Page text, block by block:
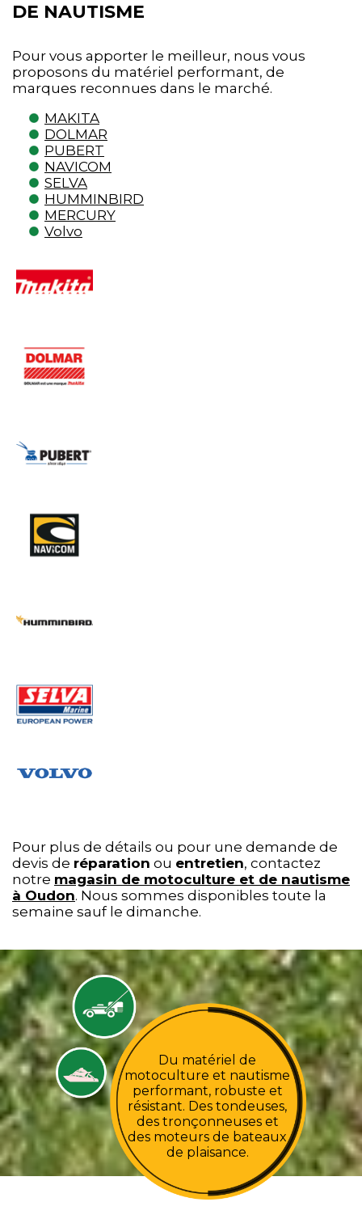
DE NAUTISME
Pour vous apporter le meilleur, nous vous
proposons du matériel performant, de
marques reconnues dans le marché.
MAKITA
DOLMAR
PUBERT
NAVICOM
SELVA
HUMMINBIRD
MERCURY
Volvo
Pour plus de détails ou pour une demande de
devis de réparation ou entretien, contactez
notre magasin de motoculture et de nautisme
à Oudon. Nous sommes disponibles toute la
semaine sauf le dimanche.
Du matériel de
motoculture et nautisme
performant, robuste et
résistant. Des tondeuses,
des tronçonneuses et
des moteurs de bateaux
de plaisance.